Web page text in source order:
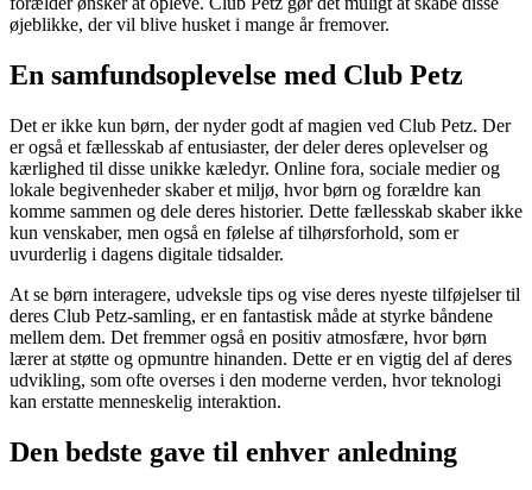
øjeblikke, der vil blive husket i mange år fremover.
En samfundsoplevelse med Club Petz
Det er ikke kun børn, der nyder godt af magien ved Club Petz. Der
er også et fællesskab af entusiaster, der deler deres oplevelser og
kærlighed til disse unikke kæledyr. Online fora, sociale medier og
lokale begivenheder skaber et miljø, hvor børn og forældre kan
komme sammen og dele deres historier. Dette fællesskab skaber ikke
kun venskaber, men også en følelse af tilhørsforhold, som er
uvurderlig i dagens digitale tidsalder.
At se børn interagere, udveksle tips og vise deres nyeste tilføjelser til
deres Club Petz-samling, er en fantastisk måde at styrke båndene
mellem dem. Det fremmer også en positiv atmosfære, hvor børn
lærer at støtte og opmuntre hinanden. Dette er en vigtig del af deres
udvikling, som ofte overses i den moderne verden, hvor teknologi
kan erstatte menneskelig interaktion.
Den bedste gave til enhver anledning